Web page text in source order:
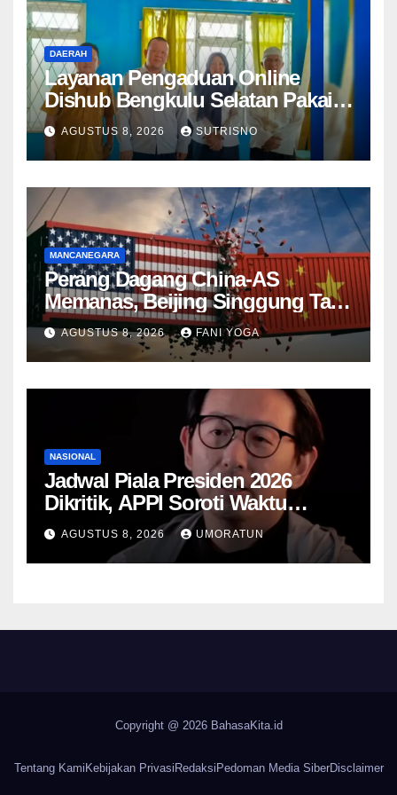
DAERAH
Layanan Pengaduan Online
Dishub Bengkulu Selatan Pakai
QR Code untuk Lapor Rambu
Rusak hingga Parkir Liar
AGUSTUS 8, 2026 SUTRISNO
MANCANEGARA
Perang Dagang China-AS
Memanas, Beijing Singgung Tarif
Trump dan Penyelidikan
Keamanan Nasional
AGUSTUS 8, 2026 FANI YOGA
NASIONAL
Jadwal Piala Presiden 2026
Dikritik, APPI Soroti Waktu
Pemulihan Pemain Hanya Satu
Hari
AGUSTUS 8, 2026 UMORATUN
Copyright @ 2026 BahasaKita.id
Tentang Kami Kebijakan Privasi Redaksi Pedoman Media SiberDisclaimer